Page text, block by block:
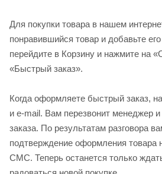
Для покупки товара в нашем
понравившийся товар и добавьте
перейдите в Корзину и нажмите на
«Быстрый заказ».
Когда оформляете быстрый заказ,
и e-mail. Вам перезвонит менеджер и
заказа. По результатам разговора
подтверждение оформления товара
СМС. Теперь останется только